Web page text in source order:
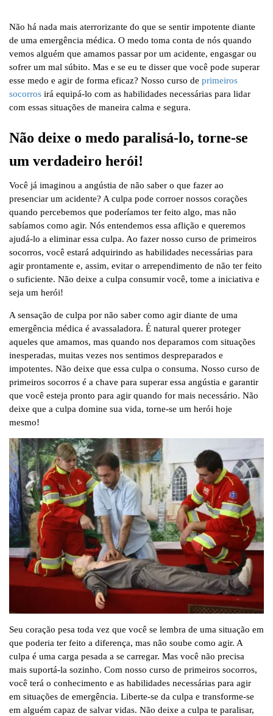
Não há nada mais aterrorizante do que se sentir impotente diante
de uma emergência médica. O medo toma conta de nós quando
vemos alguém que amamos passar por um acidente, engasgar ou
sofrer um mal súbito. Mas e se eu te disser que você pode superar
esse medo e agir de forma eficaz? Nosso curso de primeiros
socorros irá equipá-lo com as habilidades necessárias para lidar
com essas situações de maneira calma e segura.
Não deixe o medo paralisá-lo, torne-se
um verdadeiro herói!
Você já imaginou a angústia de não saber o que fazer ao
presenciar um acidente? A culpa pode corroer nossos corações
quando percebemos que poderíamos ter feito algo, mas não
sabíamos como agir. Nós entendemos essa aflição e queremos
ajudá-lo a eliminar essa culpa. Ao fazer nosso curso de primeiros
socorros, você estará adquirindo as habilidades necessárias para
agir prontamente e, assim, evitar o arrependimento de não ter feito
o suficiente. Não deixe a culpa consumir você, tome a iniciativa e
seja um herói!
A sensação de culpa por não saber como agir diante de uma
emergência médica é avassaladora. É natural querer proteger
aqueles que amamos, mas quando nos deparamos com situações
inesperadas, muitas vezes nos sentimos despreparados e
impotentes. Não deixe que essa culpa o consuma. Nosso curso de
primeiros socorros é a chave para superar essa angústia e garantir
que você esteja pronto para agir quando for mais necessário. Não
deixe que a culpa domine sua vida, torne-se um herói hoje
mesmo!
Seu coração pesa toda vez que você se lembra de uma situação em
que poderia ter feito a diferença, mas não soube como agir. A
culpa é uma carga pesada a se carregar. Mas você não precisa
mais suportá-la sozinho. Com nosso curso de primeiros socorros,
você terá o conhecimento e as habilidades necessárias para agir
em situações de emergência. Liberte-se da culpa e transforme-se
em alguém capaz de salvar vidas. Não deixe a culpa te paralisar,